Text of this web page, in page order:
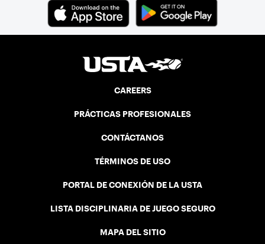
CAREERS
PRÁCTICAS PROFESIONALES
CONTÁCTANOS
TÉRMINOS DE USO
PORTAL DE CONEXIÓN DE LA USTA
LISTA DISCIPLINARIA DE JUEGO SEGURO
MAPA DEL SITIO